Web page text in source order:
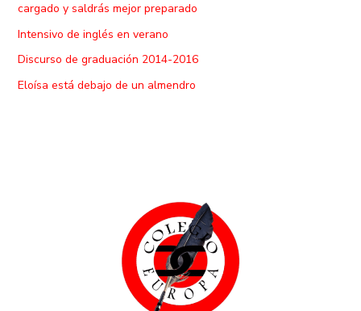
cargado y saldrás mejor preparado
Intensivo de inglés en verano
Discurso de graduación 2014-2016
Eloísa está debajo de un almendro